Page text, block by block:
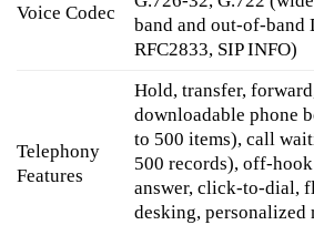
Voice Codec
band and out-of-band
RFC2833, SIP INFO)
Telephony
Features
Hold, transfer,
downloadable phone
to 500 items), call
500 records), off-
answer, click-to-dial,
desking, personalized